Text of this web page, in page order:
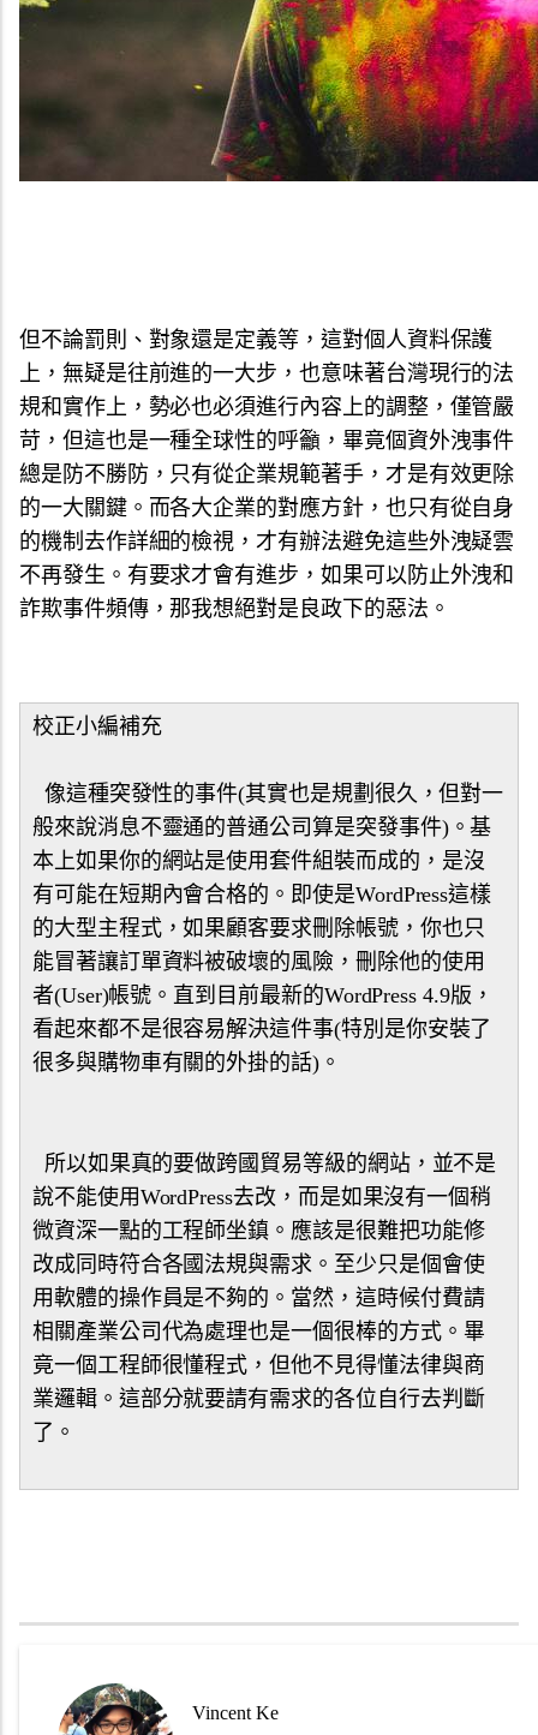
但不論罰則、對象還是定義等，這對個人資料保護
上，無疑是往前進的一大步，也意味著台灣現行的法
規和實作上，勢必也必須進行內容上的調整，僅管嚴
苛，但這也是一種全球性的呼籲，畢竟個資外洩事件
總是防不勝防，只有從企業規範著手，才是有效更除
的一大關鍵。而各大企業的對應方針，也只有從自身
的機制去作詳細的檢視，才有辦法避免這些外洩疑雲
不再發生。有要求才會有進步，如果可以防止外洩和
詐欺事件頻傳，那我想絕對是良政下的惡法。
校正小編補充
像這種突發性的事件(其實也是規劃很久，但對一
般來說消息不靈通的普通公司算是突發事件)。基
本上如果你的網站是使用套件組裝而成的，是沒
有可能在短期內會合格的。即使是WordPress這樣
的大型主程式，如果顧客要求刪除帳號，你也只
能冒著讓訂單資料被破壞的風險，刪除他的使用
者(User)帳號。直到目前最新的WordPress 4.9版，
看起來都不是很容易解決這件事(特別是你安裝了
很多與購物車有關的外掛的話)。
所以如果真的要做跨國貿易等級的網站，並不是
說不能使用WordPress去改，而是如果沒有一個稍
微資深一點的工程師坐鎮。應該是很難把功能修
改成同時符合各國法規與需求。至少只是個會使
用軟體的操作員是不夠的。當然，這時候付費請
相關產業公司代為處理也是一個很棒的方式。畢
竟一個工程師很懂程式，但他不見得懂法律與商
業邏輯。這部分就要請有需求的各位自行去判斷
了。
Vincent Ke